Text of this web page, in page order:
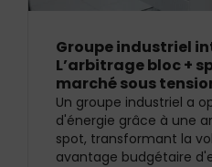
Groupe industriel
L’arbitrage bloc +
marché sous
Un groupe industriel a
d'énergie grâce à une
spot, transformant la
avantage budgétaire